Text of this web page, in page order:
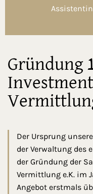
Gründung
Der Ursprung
der Verwaltung des
der Gründung der
Vermittlung e.K. im
Angebot erstmals